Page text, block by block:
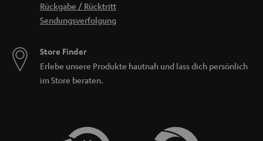
Rückgabe / Rücktritt
Sendungsverfolgung
Store Finder
Erlebe unsere Produkte hautnah und lass dich persönlich
im Store beraten.